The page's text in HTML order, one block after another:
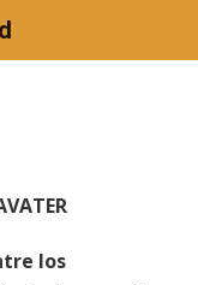
los